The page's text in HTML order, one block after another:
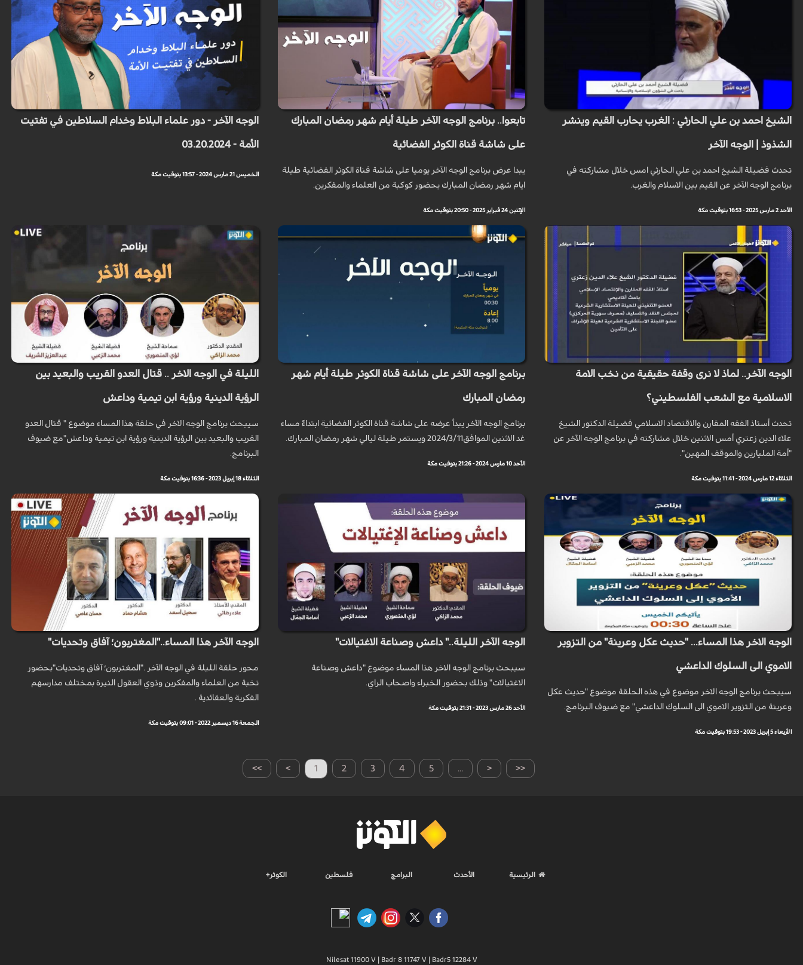
الشيخ احمد بن علي الحارثي : الغرب يحارب القيم وينشر
الشذوذ | الوجه الآخر
تحدث فضيلة الشيخ احمد بن علي الحارثي امس خلال مشاركته في
برنامج الوجه الآخر عن القيم بين الاسلام والغرب.
الأحد 2 مارس 2025 - 16:53 بتوقيت مكة
تابعوا.. برنامج الوجه الآخر طيلة أيام شهر رمضان المبارك
على شاشة قناة الكوثر الفضائية
يبدا عرض برنامج الوجه الآخر يوميا على شاشة قناة الكوثر الفضائية طيلة
ايام شهر رمضان المبارك بحضور كوكبة من العلماء والمفكرين.
الإثنين 24 فبراير 2025 - 20:50 بتوقيت مكة
الوجه الآخر - دور علماء البلاط وخدام السلاطين في تفتيت
الأمة - 03.20.2024
الخميس 21 مارس 2024 - 13:57 بتوقيت مكة
الوجه الآخر.. لماذ لا نرى وقفة حقيقية من نخب الامة
الاسلامية مع الشعب الفلسطيني؟
تحدث أستاذ الفقه المقارن والاقتصاد الاسلامي فضيلة الدكتور الشيخ
علاء الدين زعتري أمس الاثنين خلال مشاركته في برنامج الوجه الآخر عن
"أمة المليارين والموقف المهين".
الثلاثاء 12 مارس 2024 - 11:41 بتوقيت مكة
برنامج الوجه الآخر على شاشة قناة الكوثر طيلة أيام شهر
رمضان المبارك
برنامج الوجه الآخر يبدأ عرضه على شاشة قناة الكوثر الفضائية ابتداءً مساء
غد الاثنين الموافق2024/3/11 ويستمر طيلة ليالي شهر رمضان المبارك.
الأحد 10 مارس 2024 - 21:26 بتوقيت مكة
الليلة في الوجه الاخر .. قتال العدو القريب والبعيد بين
الرؤية الدينية ورؤية ابن تيمية وداعش
سيبحث برنامج الوجه الاخر في حلقة هذا المساء موضوع " قتال العدو
القريب والبعيد بين الرؤية الدينية ورؤية ابن تيمية وداعش"مع ضيوف
البرنامج.
الثلاثاء 18 إبريل 2023 - 16:36 بتوقيت مكة
الوجه الاخر هذا المساء... "حديث عكل وعرينة" من التزوير
الاموي الى السلوك الداعشي
سيبحث برنامج الوجه الاخر موضوع في هذه الحلقة موضوع "حديث عكل
وعرينة من التزوير الاموي الى السلوك الداعشي" مع ضيوف البرنامج.
الأربعاء 5 إبريل 2023 - 19:53 بتوقيت مكة
الوجه الآخر الليلة.." داعش وصناعة الاغتيالات"
سيبحث برنامج الوجه الاخر هذا المساء موضوع "داعش وصناعة
الاغتيالات" وذلك بحضور الخبراء واصحاب الراي.
الأحد 26 مارس 2023 - 21:31 بتوقيت مكة
الوجه الآخر هذا المساء.."المغتربون؛ آفاق وتحديات"
محور حلقة الليلة في الوجه الآخر ."المغتربون؛ آفاق وتحديات"بحضور
نخبة من العلماء والمفكرين وذوي العقول النيرة بمختلف مدارسهم
الفكرية والعقائدية .
الجمعة 16 ديسمبر 2022 - 09:01 بتوقيت مكة
>> > 1 2 3 4 5 ... < <<
الرئيسية الأحدث البرامج فلسطين الكوثر+
Nilesat 11900 V | Badr 8 11747 V | Badr5 12284 V